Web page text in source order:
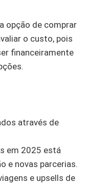
opção de comprar
o custo, pois
financeiramente
através de
em 2025 está
e novas parcerias.
e upsells de